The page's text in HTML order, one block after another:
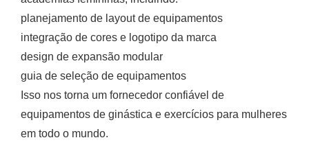
planejamento de layout de equipamentos
integração de cores e logotipo da marca
design de expansão modular
guia de seleção de equipamentos
Isso nos torna um fornecedor confiável de
equipamentos de ginástica e exercícios para mulheres
em todo o mundo.